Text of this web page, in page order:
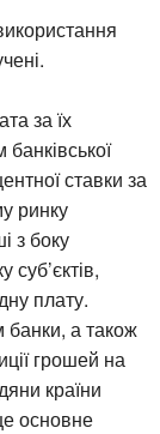
за їх
ставки за
ринку
з боку
суб’єктів,
плату.
банки, а також
грошей на
країни
основне